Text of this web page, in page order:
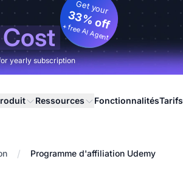
Get your
33% off
+ free AI Agent
yearly subscription
Ressources FonctionnalitésTarifs
/ Programme d'affiliation Udemy